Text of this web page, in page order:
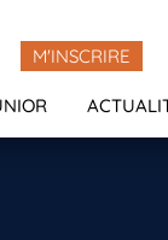
M'INSCRIRE